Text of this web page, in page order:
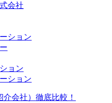
会社
ション
ョン
ション
会社）徹底比較！